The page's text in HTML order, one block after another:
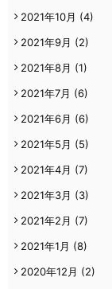
2021年10月 (4)
2021年9月 (2)
2021年8月 (1)
2021年7月 (6)
2021年6月 (6)
2021年5月 (5)
2021年4月 (7)
2021年3月 (3)
2021年2月 (7)
2021年1月 (8)
2020年12月 (2)